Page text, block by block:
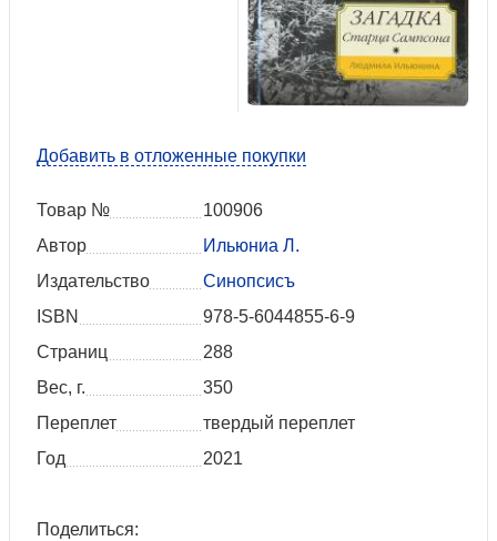
Добавить в отложенные покупки
Товар №
100906
Автор
Ильюниа Л.
Издательство
Синопсисъ
ISBN
978-5-6044855-6-9
Страниц
288
Вес, г.
350
Переплет
твердый переплет
Год
2021
Поделиться: